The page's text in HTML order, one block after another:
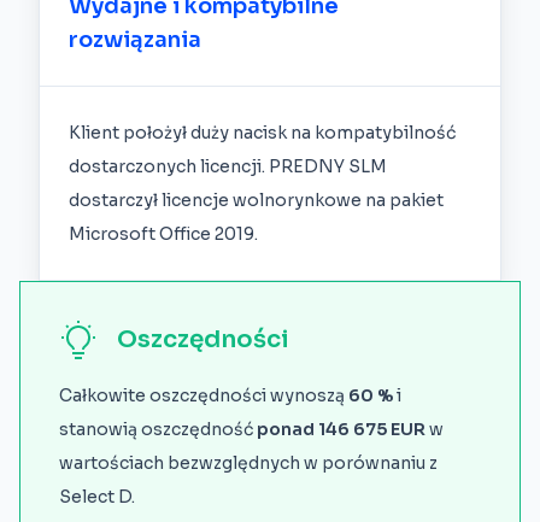
Wydajne i kompatybilne
rozwiązania
Klient położył duży nacisk na kompatybilność
dostarczonych licencji. PREDNY SLM
dostarczył licencje wolnorynkowe na pakiet
Microsoft Office 2019.
Oszczędności
Całkowite oszczędności wynoszą 60 %i
stanowią oszczędność ponad 146 675 EURw
wartościach bezwzględnych w porównaniu z
Select D.